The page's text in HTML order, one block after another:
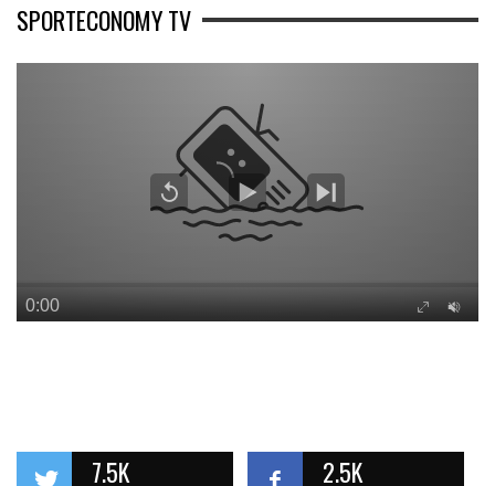
SPORTECONOMY TV
7.5K 2.5K